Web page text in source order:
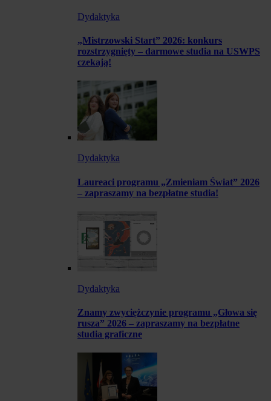
Dydaktyka
„Mistrzowski Start” 2026: konkurs
rozstrzygnięty – darmowe studia na USWPS
czekają!
Dydaktyka
Laureaci programu „Zmieniam Świat” 2026
– zapraszamy na bezpłatne studia!
Dydaktyka
Znamy zwyciężczynie programu „Głowa się
rusza” 2026 – zapraszamy na bezpłatne
studia graficzne